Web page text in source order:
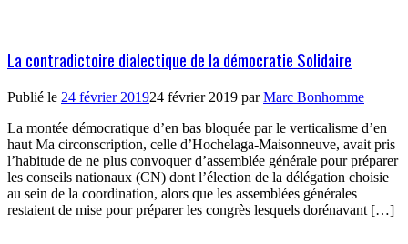
La contradictoire dialectique de la démocratie Solidaire
Publié le 24 février 201924 février 2019 parMarc Bonhomme
La montée démocratique d’en bas bloquée par le verticalisme d’en
haut Ma circonscription, celle d’Hochelaga-Maisonneuve, avait pris
l’habitude de ne plus convoquer d’assemblée générale pour préparer
les conseils nationaux (CN) dont l’élection de la délégation choisie
au sein de la coordination, alors que les assemblées générales
restaient de mise pour préparer les congrès lesquels dorénavant […]